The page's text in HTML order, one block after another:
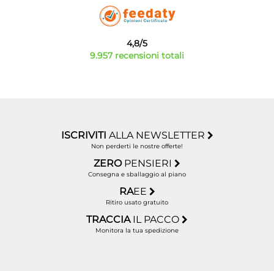
4,8/5
9.957 recensioni totali
ISCRIVITI ALLA NEWSLETTER
Non perderti le nostre offerte!
ZERO PENSIERI
Consegna e sballaggio al piano
RAEE
Ritiro usato gratuito
TRACCIA IL PACCO
Monitora la tua spedizione